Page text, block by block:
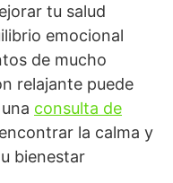
tu salud
emocional
de mucho
relajante puede
consulta de
la calma y
bienestar